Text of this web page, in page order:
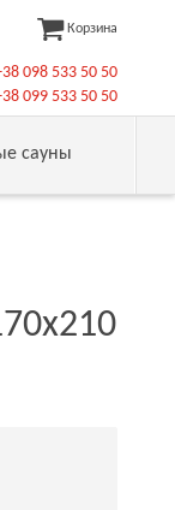
Корзина
098 533 50 50
099 533 50 50
сауны